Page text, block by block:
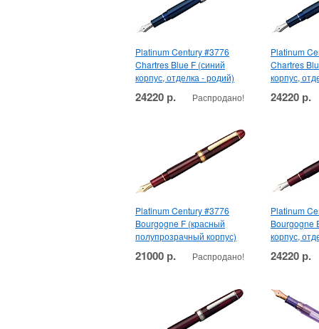
Platinum Century #3776
Chartres Blue F (синий
корпус, отделка - родий)
24220 р. Распродано!
Platinum
Chartres
корпус,
24220 р.
Platinum Century #3776
Bourgogne F (красный
полупрозрачный корпус)
21000 р. Распродано!
Platinum
Bourgogne
корпус,
24220 р.